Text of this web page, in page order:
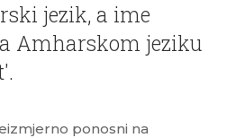
jezik, a ime
Amharskom jeziku
ponosni na